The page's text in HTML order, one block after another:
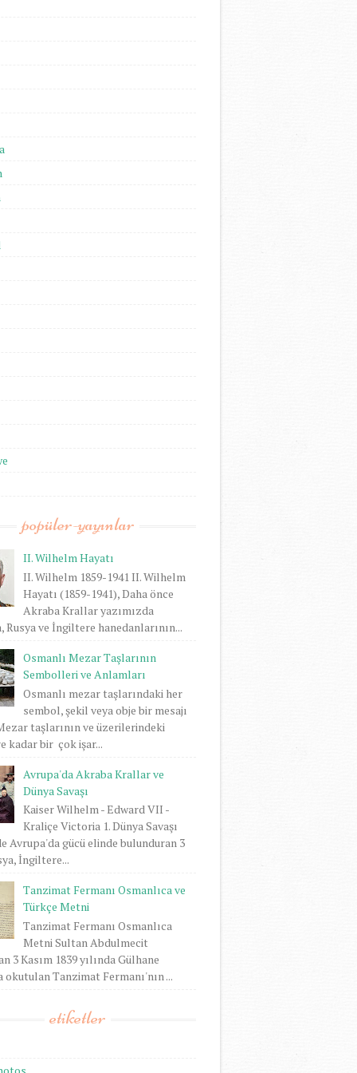
popüler-yayınlar
II. Wilhelm Hayatı
II. Wilhelm 1859-1941 II. Wilhelm
Hayatı (1859-1941), Daha önce
Akraba Krallar yazımızda
Rusya ve İngiltere hanedanlarının...
Osmanlı Mezar Taşlarının
Sembolleri ve Anlamları
Osmanlı mezar taşlarındaki her
sembol, şekil veya obje bir mesajı
taşlarının ve üzerilerindeki
kadar bir çok işar...
Avrupa'da Akraba Krallar ve
Dünya Savaşı
Kaiser Wilhelm - Edward VII -
Kraliçe Victoria 1. Dünya Savaşı
Avrupa'da gücü elinde bulunduran 3
İngiltere...
Tanzimat Fermanı Osmanlıca ve
Türkçe Metni
Tanzimat Fermanı Osmanlıca
Metni Sultan Abdulmecit
3 Kasım 1839 yılında Gülhane
okutulan Tanzimat Fermanı'nın ...
etiketler